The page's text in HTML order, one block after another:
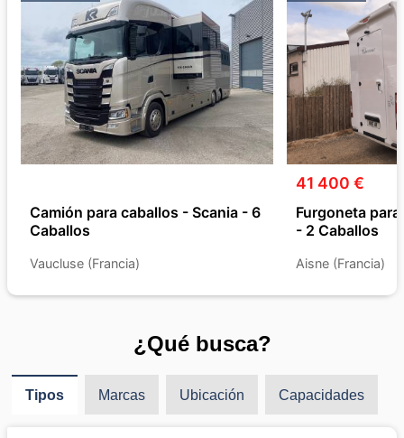
Camión para caballos - Scania - 6
Caballos
Vaucluse (Francia)
41 400 €
Furgoneta
- 2 Caballos
Aisne (Francia)
¿Qué busca?
Tipos Marcas Ubicación Capacidades